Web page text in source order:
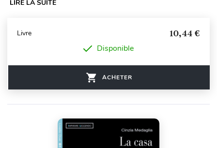
LIRE LA SUITE
Livre 10,44 €
Disponible
ACHETER